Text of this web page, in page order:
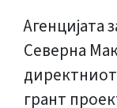
Агенцијата
Северна
директниот
грант